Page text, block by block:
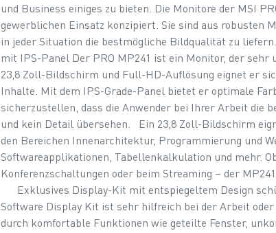
und Business einiges zu bieten. Die Monitore der MSI
gewerblichen Einsatz konzipiert. Sie sind aus robusten
in jeder Situation die bestmögliche Bildqualität zu
mit IPS-Panel Der PRO MP241 ist ein Monitor, der
23,8 Zoll-Bildschirm und Full-HD-Auflösung eignet er
Inhalte. Mit dem IPS-Grade-Panel bietet er optimale
sicherzustellen, dass die Anwender bei Ihrer Arbeit die
und kein Detail übersehen. Ein 23,8 Zoll-Bildschirm
den Bereichen Innenarchitektur, Programmierung und
Softwareapplikationen, Tabellenkalkulation und mehr.
Konferenzschaltungen oder beim Streaming – der
Exklusives Display-Kit mit entspiegeltem Design
Software Display Kit ist sehr hilfreich bei der Arbeit
durch komfortable Funktionen wie geteilte Fenster,